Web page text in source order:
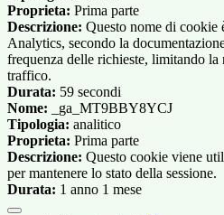
Proprieta: Prima parte
Descrizione: Questo nome di cookie
Analytics, secondo la
frequenza delle richieste, limitando
traffico.
Durata: 59 secondi
Nome: _ga_MT9BBY8YCJ
Tipologia: analitico
Proprieta: Prima parte
Descrizione: Questo cookie viene
per mantenere lo stato della sessione.
Durata: 1 anno 1 mese